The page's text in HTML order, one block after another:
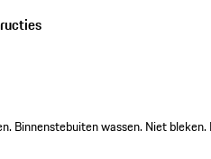
Binnenstebuiten wassen. Niet